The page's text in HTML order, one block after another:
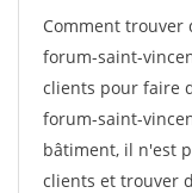
Comment trouver
forum-saint-
clients pour faire
forum-saint-
bâtiment, il n'est
clients et trouver